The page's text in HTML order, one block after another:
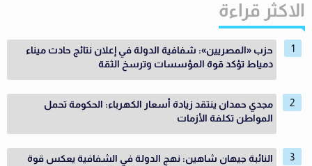
الاكثر قراءة
حزب «المصريين»: شفافية الدولة في إعلان نتائج حادث ميناء
دمياط تؤكد قوة المؤسسات وترسخ الثقة
مجدي حمدان ينتقد زيادة أسعار الكهرباء: الحكومة تحمل
المواطن تكلفة الأزمات
النائبة جيهان شاهين: نهج الدولة في الشفافية يعكس قوة